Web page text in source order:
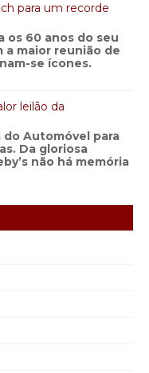
para um recorde
os 60 anos do seu
a maior reunião de
se ícones.
leilão da
do Automóvel para
Da gloriosa
não há memória